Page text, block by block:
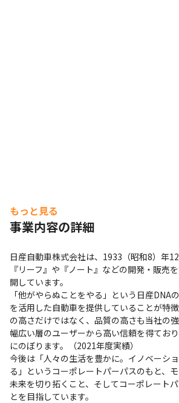
もっと見る
事業内容の詳細
日産自動車株式会社は、1933（昭和8）年
『リーフ』や『ノート』などの開発・販売
開しています。
「他がやらぬことをやる」という日産DNA
を活用した自動車を提供していることが特
の高さだけではなく、品質の高さも当社の強
幅広い層のユーザーから高い信頼を得てお
にのぼります。（2021年度実績）
今後は「人々の生活を豊かに。イノベーシ
る」というコーポレートパーパスのもと、
未来を切り拓くこと、そしてコーポレート
とを目指しています。